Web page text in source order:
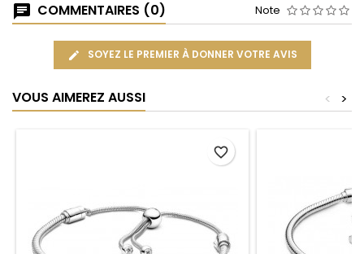
COMMENTAIRES (0) Note
SOYEZ LE PREMIER À DONNER VOTRE AVIS
VOUS AIMEREZ AUSSI >
<
favorite_border